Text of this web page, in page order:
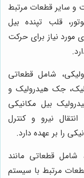
و سایر قطعات مرتبط
قلب تپنده بیل
مورد نیاز برای حرکت
شامل قطعاتی
جک هیدرولیک و
بیل مکانیکی
نیرو و کنترل
را بر عهده دارد.
شامل قطعاتی مانند
مرتبط با سیستم